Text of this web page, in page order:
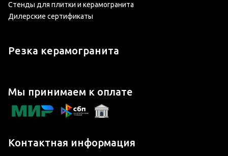
Стенды для плитки и керамогранита
Дилерские сертификаты
Резка керамогранита
Мы принимаем к оплате
Контактная информация